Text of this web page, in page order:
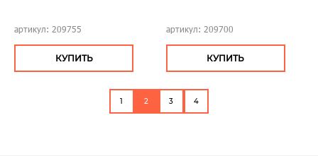
артикул: 209755
КУПИТЬ
артикул: 209700
КУПИТЬ
1 2 3 4